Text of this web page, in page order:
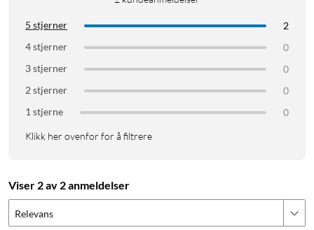
5 stjerner
2
4 stjerner
0
3 stjerner
0
2 stjerner
0
1 stjerne
0
Klikk her ovenfor for å filtrere
Viser 2 av 2 anmeldelser
Relevans